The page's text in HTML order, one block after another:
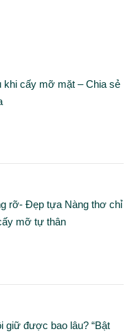
khi cấy mỡ mặt – Chia sẻ
rỡ- Đẹp tựa Nàng thơ chỉ
mỡ tự thân
giữ được bao lâu? “Bật